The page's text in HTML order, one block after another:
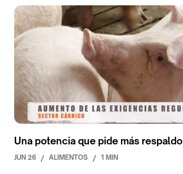
Una potencia que pide más respaldo
JUN 26 / ALIMENTOS / 1 MIN